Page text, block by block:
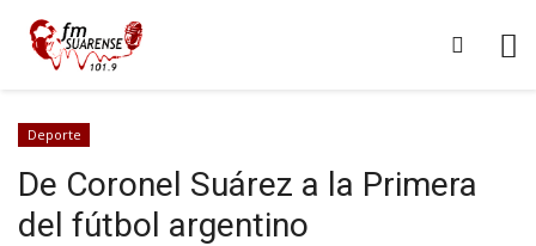
Deporte
De Coronel Suárez a la Primera
del fútbol argentino